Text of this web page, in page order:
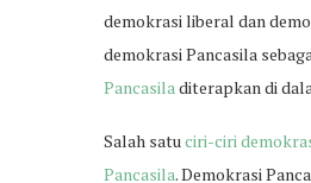
demokrasi liberal dan
demokrasi Pancasila
Pancasiladiterapkan di
Salah satuciri-ciri
Pancasila. Demokrasi